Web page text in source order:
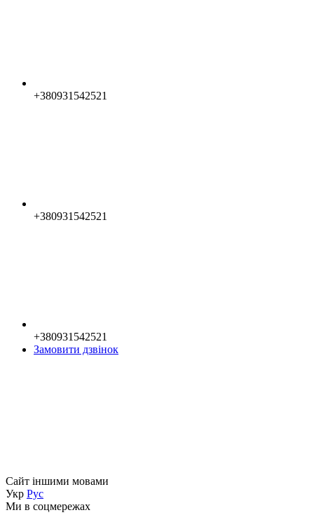
+380931542521
+380931542521
+380931542521
Замовити дзвінок
Сайт іншими мовами
Укр Рус
Ми в соцмережах